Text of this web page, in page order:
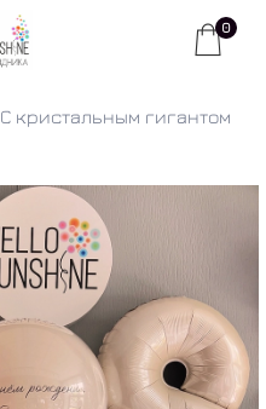
0
С кристальным гигантом